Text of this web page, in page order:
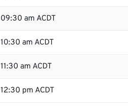
09:30 am ACDT
10:30 am ACDT
11:30 am ACDT
12:30 pm ACDT